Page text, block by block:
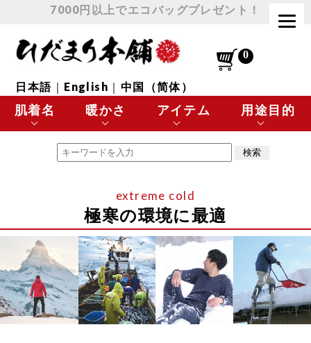
7000円以上でエコバッグプレゼント！
日本語 ｜ English ｜ 中国（简体）
肌着名
エベレスト
プレミアムウェーブ
極・頂
Washicool商品
暖かさ
最高に暖かい
暖かい
涼しい
全商品一覧
アイテム
肌着 トップス
肌着 ボトムス
下着
靴下
アウター
用途目的
極寒の環境に最適
日常使いに最適
温活・ヘルスケア
全商品一覧
極寒の環境に最適